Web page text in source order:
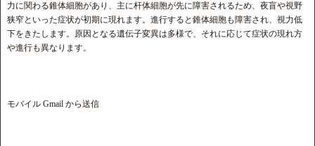
力に関わる錐体細胞があり、主に杆体細胞が先に障害されるため、夜盲や視野
狭窄といった症状が初期に現れます。進行すると錐体細胞も障害され、視力低
下をきたします。原因となる遺伝子変異は多様で、それに応じて症状の現れ方
や進行も異なります。
モバイル Gmail から送信